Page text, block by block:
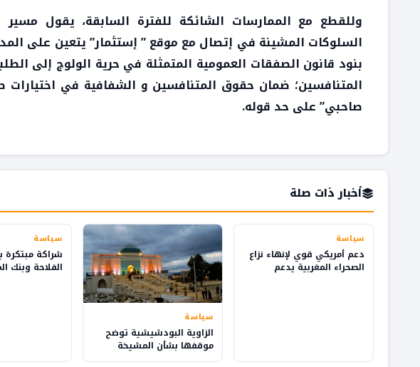
وللقطع مع الممارسات الشائكة للفترة السابقة، يقول
السلوكات المشينة في إتصال مع موقع ” إستثمار” يتعين على
بنود قانون الصفقات العمومية المتمثلة في حرية الولوج إلى
المتنافسين؛ ضمان حقوق المتنافسين و الشفافية في
صاحبي” على حد قوله.
أخبار ذات صلة
سياسة
دعم أمريكي قوي لإنهاء نزاع
الصحراء المغربية يدعم
سياسة
الزاوية البودشيشية توضح
موقفها بشأن المشيخة
وإدارة شؤون الطريقة
سياسة
شراكة مبتكرة
الفلاحة وبنك